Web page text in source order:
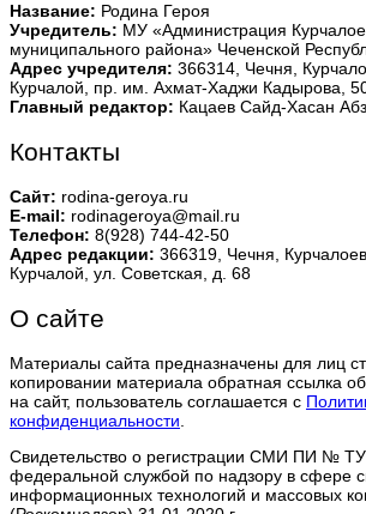
Название: Родина Героя
Учредитель: МУ «Администрация
муниципального района» Чеченской
Адрес учредителя: 366314, Чечня,
Курчалой, пр. им. Ахмат-Хаджи Кадырова,
Главный редактор: Кацаев Сайд-Хасан
Контакты
Сайт: rodina-geroya.ru
E-mail: rodinageroya@mail.ru
Телефон: 8(928) 744-42-50
Адрес редакции: 366319, Чечня,
Курчалой, ул. Советская, д. 68
О сайте
Материалы сайта предназначены для лиц
копировании материала обратная ссылка
на сайт, пользователь соглашается с
конфиденциальности